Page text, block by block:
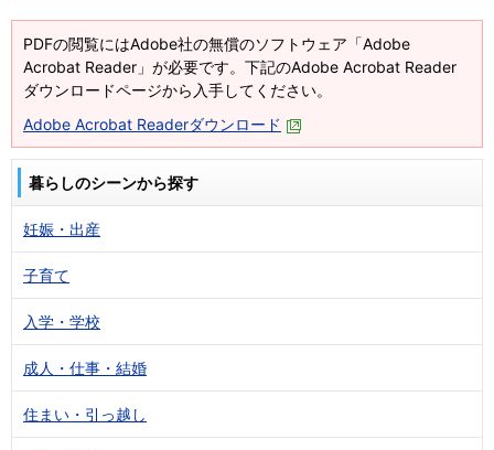
PDFの閲覧にはAdobe社の無償のソフトウェア「Adobe
Acrobat Reader」が必要です。下記のAdobe Acrobat Reader
ダウンロードページから入手してください。
Adobe Acrobat Readerダウンロード
暮らしのシーンから探す
妊娠・出産
子育て
入学・学校
成人・仕事・結婚
住まい・引っ越し